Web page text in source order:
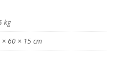
kg
× 60 × 15 cm